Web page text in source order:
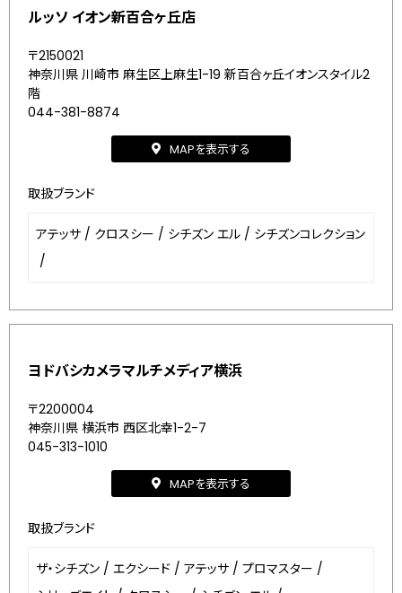
ルッソ イオン新百合ヶ丘店
〒2150021
神奈川県 川崎市 麻生区上麻生1-19 新百合ヶ丘イオンスタイル2
階
044-381-8874
MAPを表示する
取扱ブランド
アテッサ / クロスシー / シチズン エル / シチズンコレクション
/
ヨドバシカメラマルチメディア横浜
〒2200004
神奈川県 横浜市 西区北幸1-2-7
045-313-1010
MAPを表示する
取扱ブランド
ザ・シチズン / エクシード / アテッサ / プロマスター /